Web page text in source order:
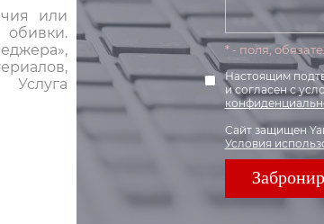
или
* - поля,
Настоящим
и согласен с
Сайт защищен
Условия